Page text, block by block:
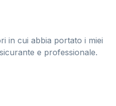
in cui abbia portato i miei
e professionale.